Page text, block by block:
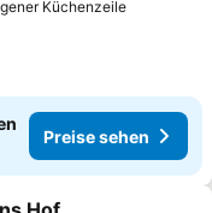
Küchenzeile
Preise sehen